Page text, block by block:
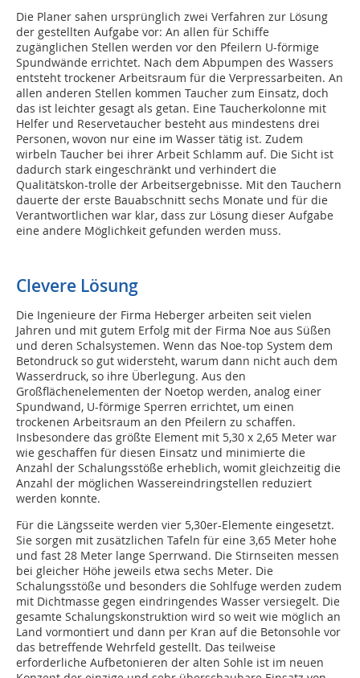
Die Planer sahen ursprünglich zwei Verfahren zur Lösung
der gestellten Aufgabe vor: An allen für Schiffe
zugänglichen Stellen werden vor den Pfeilern U-förmige
Spundwände errichtet. Nach dem Abpumpen des Wassers
entsteht trockener Arbeitsraum für die Verpressarbeiten. An
allen anderen Stellen kommen Taucher zum Einsatz, doch
das ist leichter gesagt als getan. Eine Taucherkolonne mit
Helfer und Reservetaucher besteht aus mindestens drei
Personen, wovon nur eine im Wasser tätig ist. Zudem
wirbeln Taucher bei ihrer Arbeit Schlamm auf. Die Sicht ist
dadurch stark eingeschränkt und verhindert die
Qualitätskon-trolle der Arbeitsergebnisse. Mit den Tauchern
dauerte der erste Bauabschnitt sechs Monate und für die
Verantwortlichen war klar, dass zur Lösung dieser Aufgabe
eine andere Möglichkeit gefunden werden muss.
Clevere Lösung
Die Ingenieure der Firma Heberger arbeiten seit vielen
Jahren und mit gutem Erfolg mit der Firma Noe aus Süßen
und deren Schalsystemen. Wenn das Noe-top System dem
Betondruck so gut widersteht, warum dann nicht auch dem
Wasserdruck, so ihre Überlegung. Aus den
Großflächenelementen der Noetop werden, analog einer
Spundwand, U-förmige Sperren errichtet, um einen
trockenen Arbeitsraum an den Pfeilern zu schaffen.
Insbesondere das größte Element mit 5,30 x 2,65 Meter war
wie geschaffen für diesen Einsatz und minimierte die
Anzahl der Schalungsstöße erheblich, womit gleichzeitig die
Anzahl der möglichen Wassereindringstellen reduziert
werden konnte.
Für die Längsseite werden vier 5,30er-Elemente eingesetzt.
Sie sorgen mit zusätzlichen Tafeln für eine 3,65 Meter hohe
und fast 28 Meter lange Sperrwand. Die Stirnseiten messen
bei gleicher Höhe jeweils etwa sechs Meter. Die
Schalungsstöße und besonders die Sohlfuge werden zudem
mit Dichtmasse gegen eindringendes Wasser versiegelt. Die
gesamte Schalungskonstruktion wird so weit wie möglich an
Land vormontiert und dann per Kran auf die Betonsohle vor
das betreffende Wehrfeld gestellt. Das teilweise
erforderliche Aufbetonieren der alten Sohle ist im neuen